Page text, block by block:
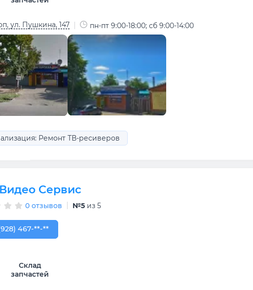
ул. Пушкина, 147 пн-пт 9:00-18:00; сб 9:00-14:00
Ремонт ТВ-ресиверов
Сервис
0 отзывов №5 из 5
467-70-07
467-**-**
Склад
запчастей